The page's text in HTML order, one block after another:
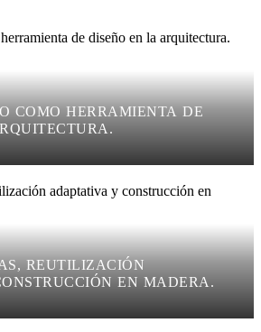
COMO HERRAMIENTA DE
REUTILIZACIÓN
EN MADERA.